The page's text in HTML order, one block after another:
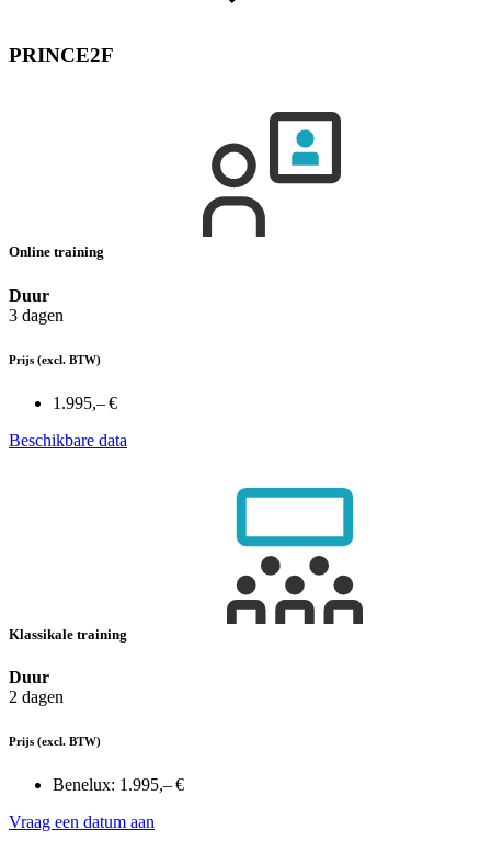
PRINCE2F
Online training
Duur
3 dagen
Prijs (excl. BTW)
1.995,– €
Beschikbare data
Klassikale training
Duur
2 dagen
Prijs (excl. BTW)
Benelux: 1.995,– €
Vraag een datum aan